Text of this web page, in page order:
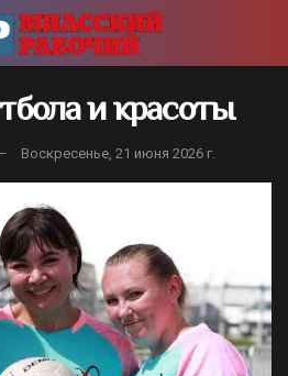
и красоты
Воскресенье, 21 июня 2026 г.